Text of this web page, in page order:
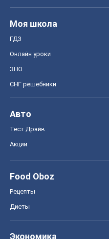
Моя школа
ГДЗ
Онлайн уроки
ЗНО
СНГ решебники
Авто
Тест Драйв
Акции
Food Oboz
Рецепты
Диеты
Экономика